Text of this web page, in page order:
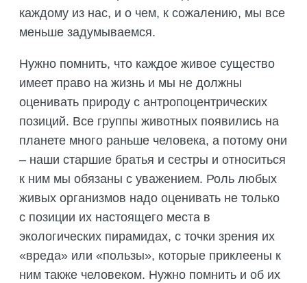
ОБОСНОВАНИЙ
ОРГАНИЗАЦИЯ ТРЕНИНГОВ И
ОРГАНИЗАЦИЯ ПОЛЕВЫХ ПРАКТИК,
СТАЖИРОВОК
СОВМЕСТНО С НАУЧНЫМ
ОБЩЕСТВОМ ТЕТИС
SAIGA NEWS
каждому из нас, и о чем, к сожалению, мы все
меньше задумываемся.
Нужно помнить, что каждое живое существо
имеет право на жизнь и мы не должны
оценивать природу с антропоцентрических
позиций. Все группы животных появились на
планете много раньше человека, а потому они
– наши старшие братья и сестры и относиться
к ним мы обязаны с уважением. Роль любых
живых организмов надо оценивать не только
с позиции их настоящего места в
экологических пирамидах, с точки зрения их
«вреда» или «пользы», которые приклеены к
ним также человеком. Нужно помнить и об их